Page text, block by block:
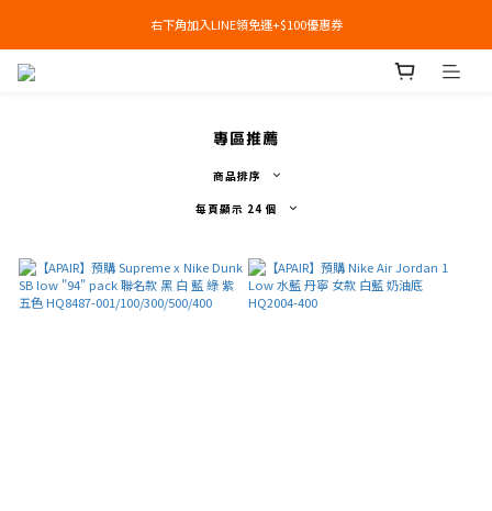
右下角加入LINE領免運+$100優惠券
右下角加入LINE領免運+$100優惠券
即日起，預購商品可提供部分訂金後尾款貨到付款(需協助請洽官line:@apair)
專區推薦
商品排序
每頁顯示 24 個